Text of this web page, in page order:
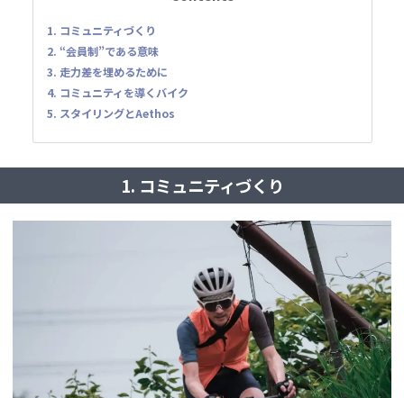
1. コミュニティづくり
2. “会員制”である意味
3. 走力差を埋めるために
4. コミュニティを導くバイク
5. スタイリングとAethos
1. コミュニティづくり